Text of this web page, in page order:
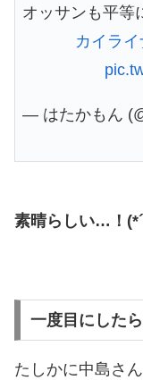
オッサンも平等
カイライ
— はたかもん
素晴らしい…！
一度目にした
たしかに中島さ